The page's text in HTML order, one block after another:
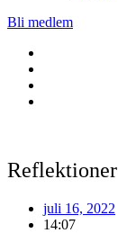
Bli medlem
juli 16, 2022
14:07